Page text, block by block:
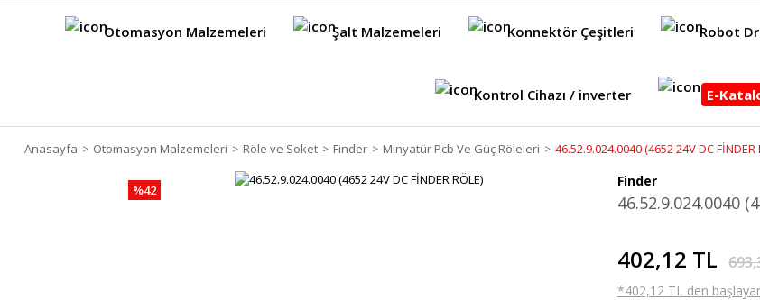
Otomasyon Malzemeleri Şalt Malzemeleri Konnektör Çeşitleri Robot
Kontrol Cihazı / inverter E-
Anasayfa Otomasyon Malzemeleri Röle ve Soket Finder Minyatür Pcb Ve Güç Röleleri 46.52.9.024.0040 (4652 24V DC FİNDER
%42
Finder
46.52.9.024.0040
402,12 TL
*402,12 TL den